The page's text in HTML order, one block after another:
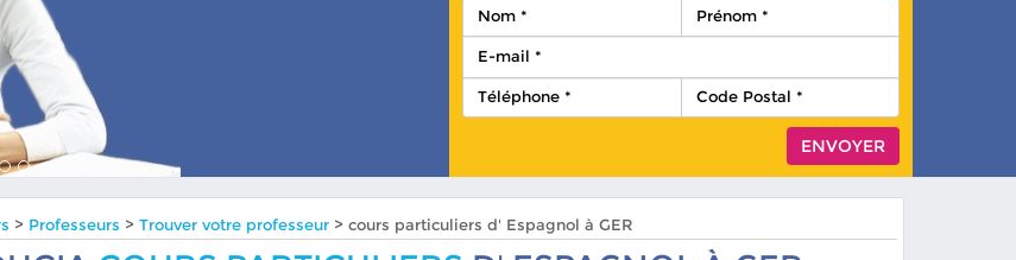
> Professeurs >Trouver votre professeur > cours particuliers d' Espagnol à GER